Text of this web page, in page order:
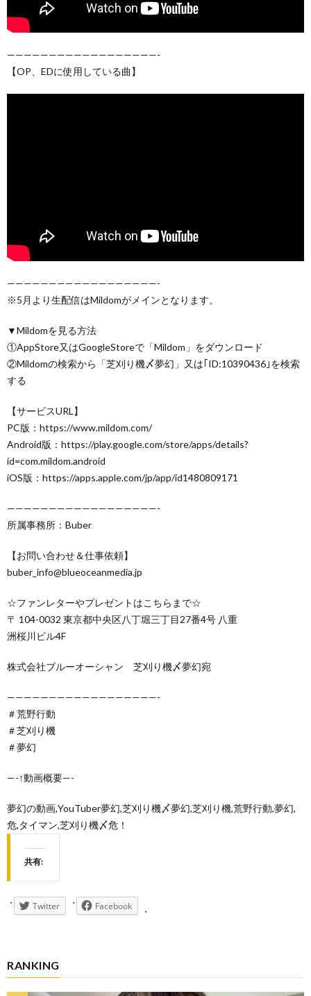
——————————————————-
【OP、EDに使用している曲】
——————————————————-
※5月より生配信はMildomがメインとなります。
▼Mildomを見る方法
①AppStore又はGoogleStoreで「Mildom」をダウンロード
②Mildomの検索から「芝刈り機〆夢幻」又は｢ID:10390436｣を検索
する
【サービスURL】
PC版：https://www.mildom.com/
Android版：https://play.google.com/store/apps/details?
id=com.mildom.android
iOS版：https://apps.apple.com/jp/app/id1480809171
——————————————————-
所属事務所：Buber
【お問い合わせ＆仕事依頼】
buber_info@blueoceanmedia.jp
☆ファンレターやプレゼントはこちらまで☆
〒 104-0032 東京都中央区八丁堀三丁目27番4号 八重
洲桜川ビル4F
株式会社ブルーオーシャン 芝刈り機〆夢幻宛
——————————————————-
＃荒野行動
＃芝刈り機
＃夢幻
—-↑動画概要—-
夢幻の動画,YouTuber夢幻,芝刈り機〆夢幻,芝刈り機,荒野行動,夢幻,
危,タイマン,芝刈り機〆危！
共有:
Twitter Facebook
RANKING